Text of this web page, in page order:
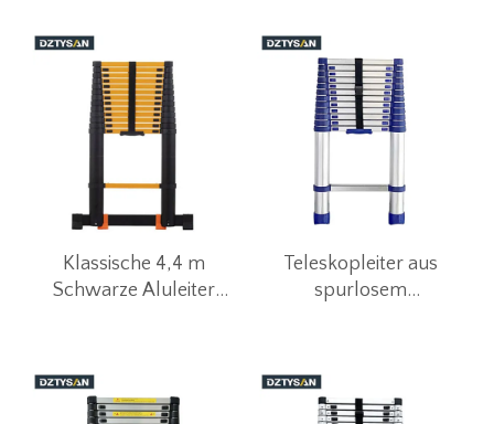
Klassische 4,4 m
Schwarze Aluleiter
Teleskopleiter aus
spurlosem